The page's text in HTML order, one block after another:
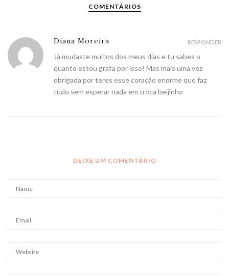
COMENTÁRIOS
Diana Moreira
Já mudaste muitos dos meus dias e tu sabes o
quanto estou grata por isso! Mas mais uma vez
obrigada por teres esse coração enorme que faz
tudo sem esperar nada em troca beijinho
RESPONDER
DEIXE UM COMENTÁRIO